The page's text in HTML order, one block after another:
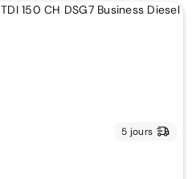
5 jours